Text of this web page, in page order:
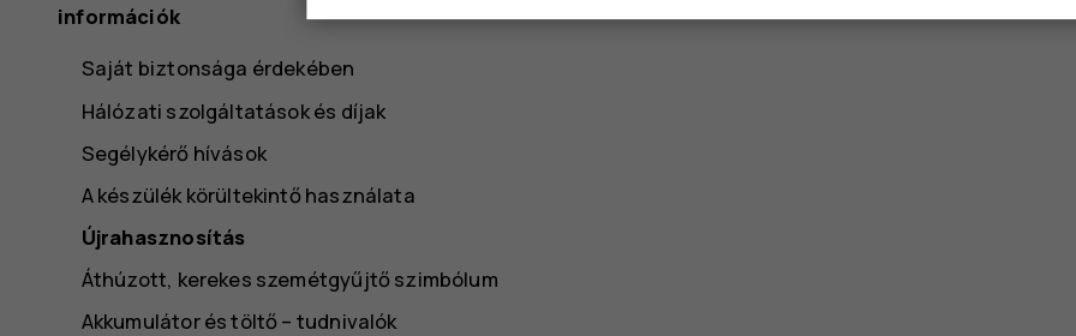
információk
Saját biztonsága érdekében
Hálózati szolgáltatások és díjak
Segélykérő hívások
A készülék körültekintő használata
Újrahasznosítás
Áthúzott, kerekes szemétgyűjtő szimbólum
Akkumulátor és töltő – tudnivalók